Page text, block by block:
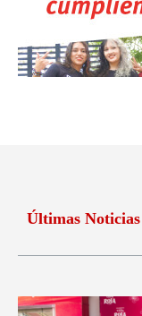
Últimas Noticias